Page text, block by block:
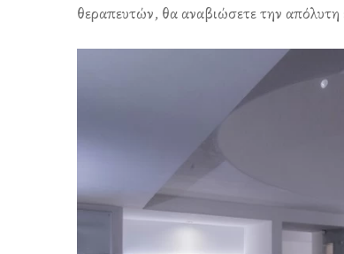
θεραπευτών, θα αναβιώσετε την απόλυτη